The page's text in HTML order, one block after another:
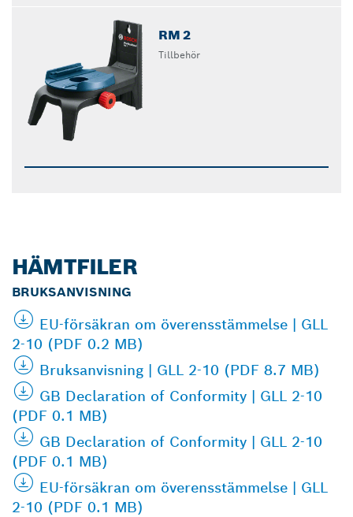
RM 2
Tillbehör
HÄMTFILER
BRUKSANVISNING
EU-försäkran om överensstämmelse | GLL
2-10 (PDF 0.2 MB)
Bruksanvisning | GLL 2-10 (PDF 8.7 MB)
GB Declaration of Conformity | GLL 2-10
(PDF 0.1 MB)
GB Declaration of Conformity | GLL 2-10
(PDF 0.1 MB)
EU-försäkran om överensstämmelse | GLL
2-10 (PDF 0.1 MB)